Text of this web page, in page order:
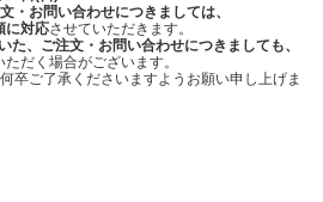
・お問い合わせにつきましては、
に対応させていただきます。
た、ご注文・ お問い合わせにつきましても、
ただく場合がございます。
何卒ご了承くださいますようお願い申し上げま